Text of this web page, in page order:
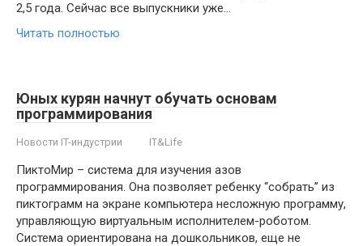
2,5 года. Сейчас все выпускники уже…
Читать полностью
Юных курян начнут обучать основам
программирования
Новости IT-индустрии IT&Life
ПиктоМир – система для изучения азов
программирования. Она позволяет ребенку “собрать” из
пиктограмм на экране компьютера несложную программу,
управляющую виртуальным исполнителем-роботом.
Система ориентирована на дошкольников, еще не